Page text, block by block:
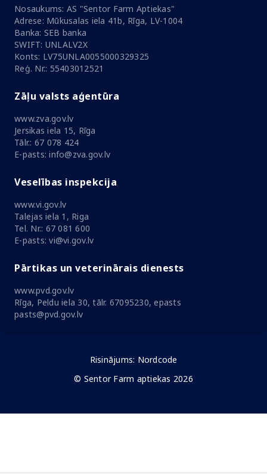
Nosaukums: AS "Sentor Farm Aptiekas"
Adrese: Mūkusalas iela 41b, Rīga, LV-1004
Banka: SEB banka
SWIFT: UNLALV2X
Konts: LV75UNLA0055000329325
Reģ. Nr.: 55403012521
Zāļu valsts aģentūra
www.zva.gov.lv
Jersikas iela 15, Rīga
Tālr.: 67 078 424
E-pasts: info@zva.gov.lv
Veselības inspekcija
www.vi.gov.lv
Talejas iela 1, Riga
Tel. Nr.: 67 081 600
E-pasts: vi@vi.gov.lv
Pārtikas un veterinārais dienests
www.pvd.gov.lv
Rīga, Peldu iela 30, tālr. 67095230, epasts
pasts@pvd.gov.lv
Risinājums: Nordcode
© Sentor Farm aptiekas 2026